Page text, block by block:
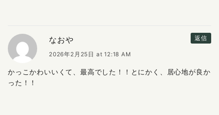
返信
なおや
2026年2月25日 at 12:18 AM
かっこかわいいくて、最高でした！！とにかく、居心地が良か
った！！